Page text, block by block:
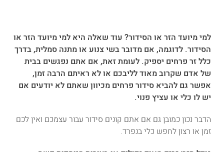
למי מיועד הזר או הסידור? עוד שאלה היא למי מיועד הזר או
הסידור. לדוגמה, אם מדובר בשי צנוע או מתנה סמלית, בדרך
כלל זר פרחים יספיק. לעומת זאת, אם אתם נפגשים בבית
של אדם שקרוב מאוד לליבכם או לא ראיתם הרבה זמן,
אפשר גם להביא סידור פרחים מכיוון שאתם לא יודעים אם
יש לו כלי או עציץ פנוי.
הדבר נכון כמובן גם אם אתם קונים סידור עבור עצמכם ואין לכם
זמן או רצון לחפש כלי בנפרד.